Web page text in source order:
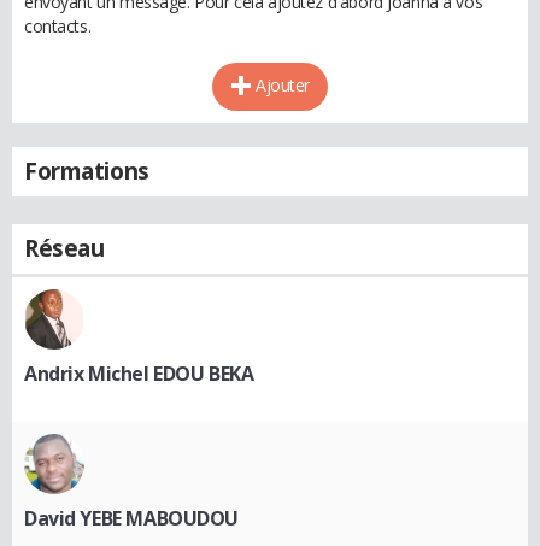
contacts.
Ajouter
Formations
Réseau
Andrix Michel EDOU BEKA
David YEBE MABOUDOU